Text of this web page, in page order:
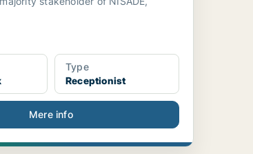
Type
Receptionist
Mere info